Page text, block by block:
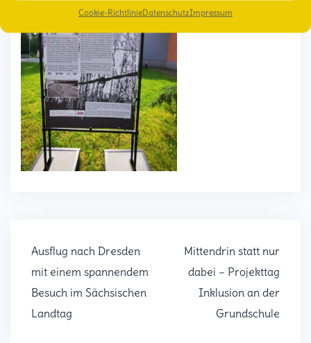
Cookie-RichtlinieDatenschutzImpressum
Beitragsnavigation
Ausflug nach Dresden
mit einem spannendem
Besuch im Sächsischen
Landtag
Mittendrin statt nur
dabei – Projekttag
Inklusion an der
Grundschule